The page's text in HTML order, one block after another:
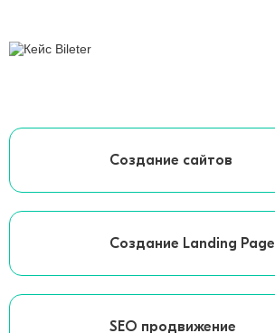
Создание сайтов
Создание Landing Page
SEO продвижение